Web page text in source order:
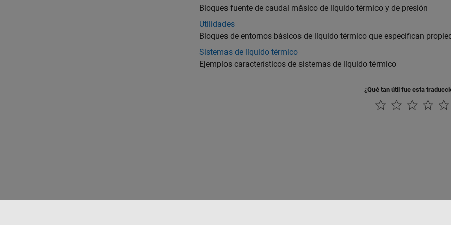
Bloques fuente de caudal másico de líquido térmico y de presión
Utilidades
Bloques de entornos básicos de líquido térmico que especifican
Sistemas de líquido térmico
Ejemplos característicos de sistemas de líquido térmico
¿Qué tan útil fue esta